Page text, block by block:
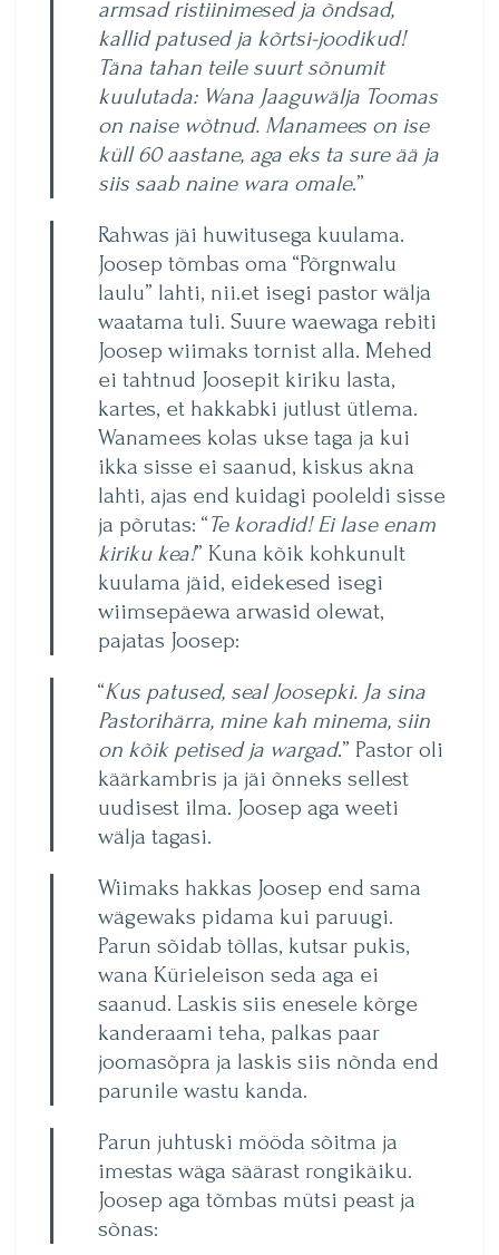
armsad ristiinimesed ja õndsad,
kallid patused ja kõrtsi-joodikud!
Täna tahan teile suurt sõnumit
kuulutada: Wana Jaaguwälja Toomas
on naise wõtnud. Manamees on ise
küll 60 aastane, aga eks ta sure ää ja
siis saab naine wara omale.”
Rahwas jäi huwitusega kuulama.
Joosep tõmbas oma “Põrgnwalu
laulu” lahti, nii.et isegi pastor wälja
waatama tuli. Suure waewaga rebiti
Joosep wiimaks tornist alla. Mehed
ei tahtnud Joosepit kiriku lasta,
kartes, et hakkabki jutlust ütlema.
Wanamees kolas ukse taga ja kui
ikka sisse ei saanud, kiskus akna
lahti, ajas end kuidagi pooleldi sisse
ja põrutas: “Te koradid! Ei lase enam
kiriku kea!” Kuna kõik kohkunult
kuulama jäid, eidekesed isegi
wiimsepäewa arwasid olewat,
pajatas Joosep:
“Kus patused, seal Joosepki. Ja sina
Pastorihärra, mine kah minema, siin
on kõik petised ja wargad.” Pastor oli
käärkambris ja jäi õnneks sellest
uudisest ilma. Joosep aga weeti
wälja tagasi.
Wiimaks hakkas Joosep end sama
wägewaks pidama kui paruugi.
Parun sõidab tõllas, kutsar pukis,
wana Kürieleison seda aga ei
saanud. Laskis siis enesele kõrge
kanderaami teha, palkas paar
joomasõpra ja laskis siis nõnda end
parunile wastu kanda.
Parun juhtuski mööda sõitma ja
imestas wäga säärast rongikäiku.
Joosep aga tõmbas mütsi peast ja
sõnas: